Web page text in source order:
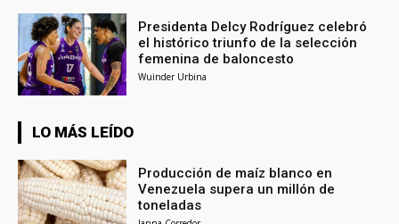
Presidenta Delcy Rodríguez celebró
el histórico triunfo de la selección
femenina de baloncesto
Wuinder Urbina
LO MÁS LEÍDO
Producción de maíz blanco en
Venezuela supera un millón de
toneladas